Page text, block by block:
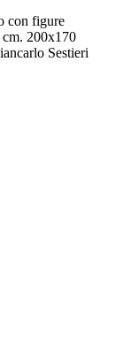
con figure
200x170
Sestieri